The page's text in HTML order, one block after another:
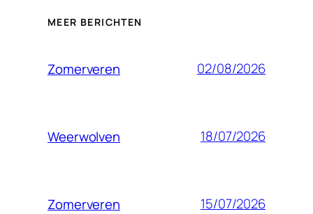
MEER BERICHTEN
Zomerveren 02/08/2026
Weerwolven 18/07/2026
Zomerveren 15/07/2026